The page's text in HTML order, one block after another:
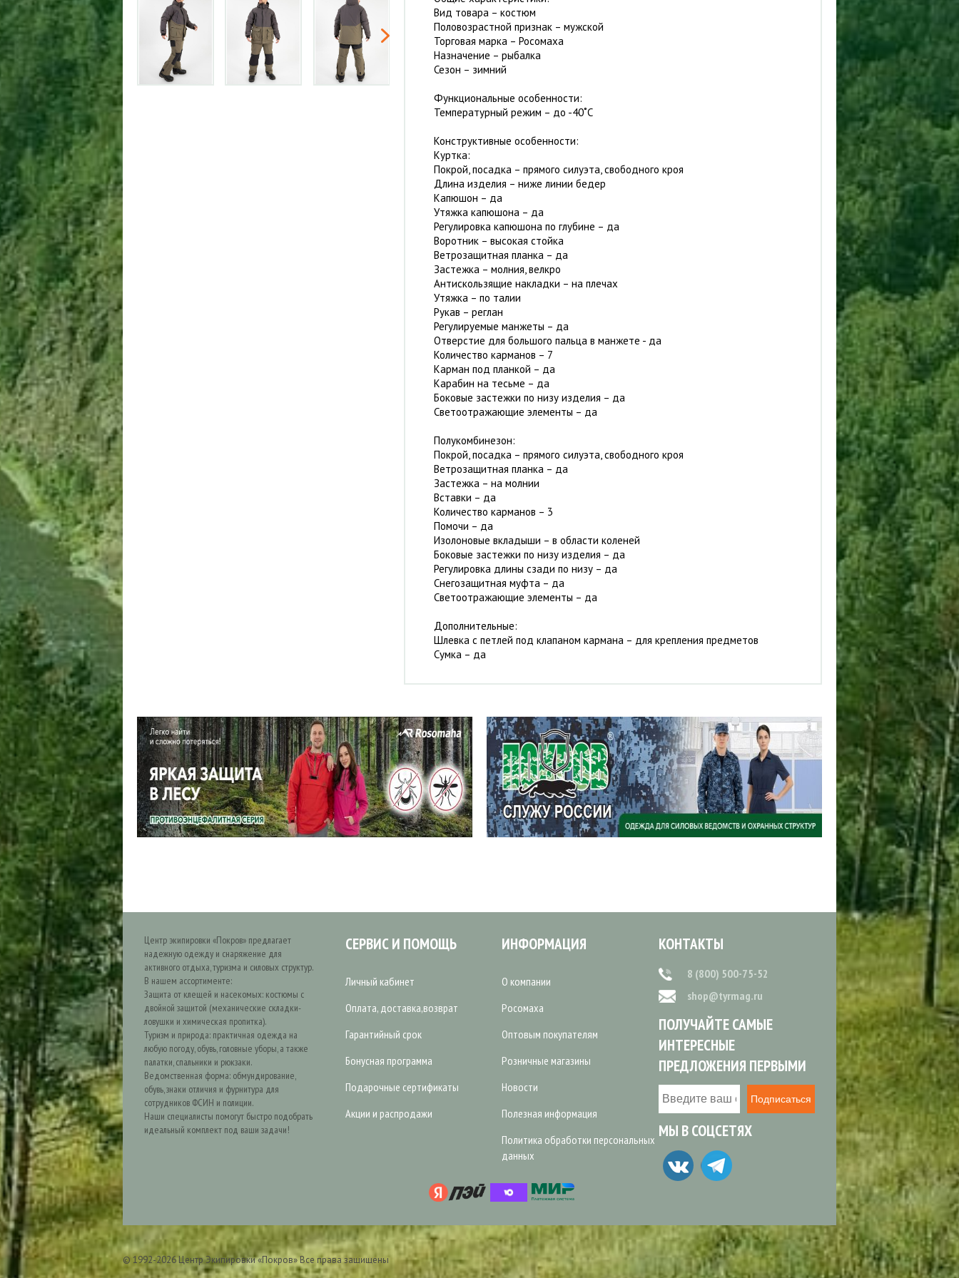
Вид товара – костюм
Половозрастной признак – мужской
Торговая марка – Росомаха
Назначение – рыбалка
Сезон – зимний
Функциональные особенности:
Температурный режим – до -40˚С
Конструктивные особенности:
Куртка:
Покрой, посадка – прямого силуэта, свободного кроя
Длина изделия – ниже линии бедер
Капюшон – да
Утяжка капюшона – да
Регулировка капюшона по глубине – да
Воротник – высокая стойка
Ветрозащитная планка – да
Застежка – молния, велкро
Антискользящие накладки – на плечах
Утяжка – по талии
Рукав – реглан
Регулируемые манжеты – да
Отверстие для большого пальца в манжете - да
Количество карманов – 7
Карман под планкой – да
Карабин на тесьме – да
Боковые застежки по низу изделия – да
Светоотражающие элементы – да
Полукомбинезон:
Покрой, посадка – прямого силуэта, свободного кроя
Ветрозащитная планка – да
Застежка – на молнии
Вставки – да
Количество карманов – 3
Помочи – да
Изолоновые вкладыши – в области коленей
Боковые застежки по низу изделия – да
Регулировка длины сзади по низу – да
Снегозащитная муфта – да
Светоотражающие элементы – да
Дополнительные:
Шлевка с петлей под клапаном кармана – для крепления предметов
Сумка – да
Центр экипировки «Покров» предлагает
надежную одежду и снаряжение для
активного отдыха, туризма и силовых структур.
В нашем ассортименте:
Защита от клещей и насекомых: костюмы с
двойной защитой (механические складки-
ловушки и химическая пропитка).
Туризм и природа: практичная одежда на
любую погоду, обувь, головные уборы, а также
палатки, спальники и рюкзаки.
Ведомственная форма: обмундирование,
обувь, знаки отличия и фурнитура для
сотрудников ФСИН и полиции.
Наши специалисты помогут быстро подобрать
идеальный комплект под ваши задачи!
СЕРВИС И ПОМОЩЬ
Личный кабинет
Оплата, доставка,возврат
Гарантийный срок
Бонусная программа
Подарочные сертификаты
Акции и распродажи
ИНФОРМАЦИЯ
О компании
Росомаха
Оптовым покупателям
Розничные магазины
Новости
Полезная информация
Политика обработки персональных
данных
КОНТАКТЫ
8 (800) 500-75-52
shop@tyrmag.ru
ПОЛУЧАЙТЕ САМЫЕ
ИНТЕРЕСНЫЕ
ПРЕДЛОЖЕНИЯ ПЕРВЫМИ
Подписаться
МЫ В СОЦСЕТЯХ
© 1992-2026 Центр Экипировки «Покров» Все права защищены